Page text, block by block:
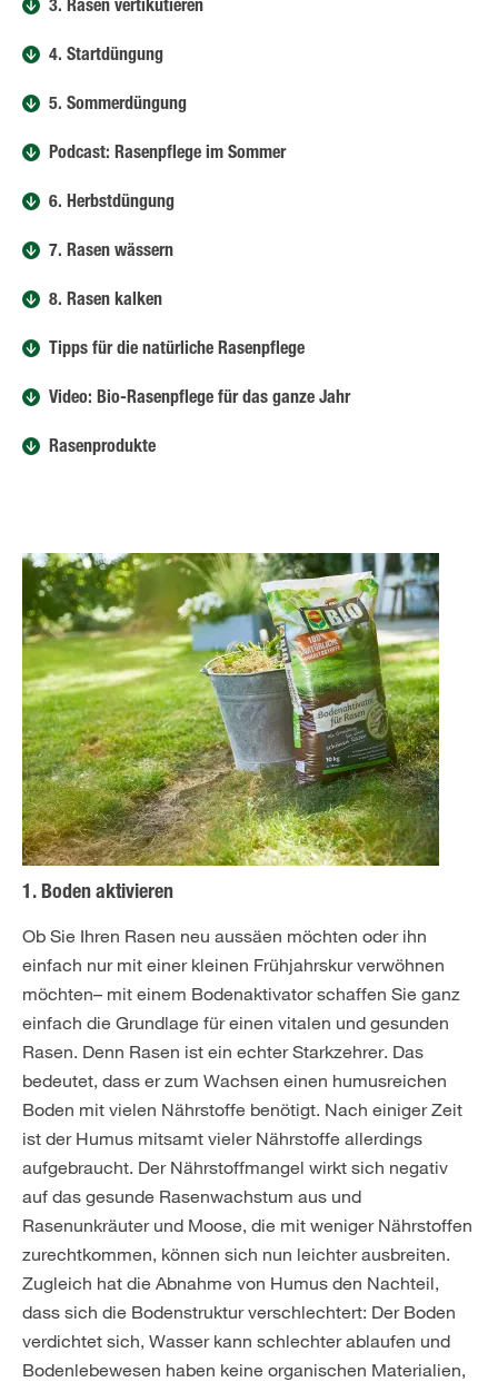
3. Rasen vertikutieren
4. Startdüngung
5. Sommerdüngung
Podcast: Rasenpflege im Sommer
6. Herbstdüngung
7. Rasen wässern
8. Rasen kalken
Tipps für die natürliche Rasenpflege
Video: Bio-Rasenpflege für das ganze Jahr
Rasenprodukte
1. Boden aktivieren
Ob Sie Ihren Rasen neu aussäen möchten oder ihn
einfach nur mit einer kleinen Frühjahrskur verwöhnen
möchten– mit einem Bodenaktivator schaffen Sie ganz
einfach die Grundlage für einen vitalen und gesunden
Rasen. Denn Rasen ist ein echter Starkzehrer. Das
bedeutet, dass er zum Wachsen einen humusreichen
Boden mit vielen Nährstoffe benötigt. Nach einiger Zeit
ist der Humus mitsamt vieler Nährstoffe allerdings
aufgebraucht. Der Nährstoffmangel wirkt sich negativ
auf das gesunde Rasenwachstum aus und
Rasenunkräuter und Moose, die mit weniger Nährstoffen
zurechtkommen, können sich nun leichter ausbreiten.
Zugleich hat die Abnahme von Humus den Nachteil,
dass sich die Bodenstruktur verschlechtert: Der Boden
verdichtet sich, Wasser kann schlechter ablaufen und
Bodenlebewesen haben keine organischen Materialien,